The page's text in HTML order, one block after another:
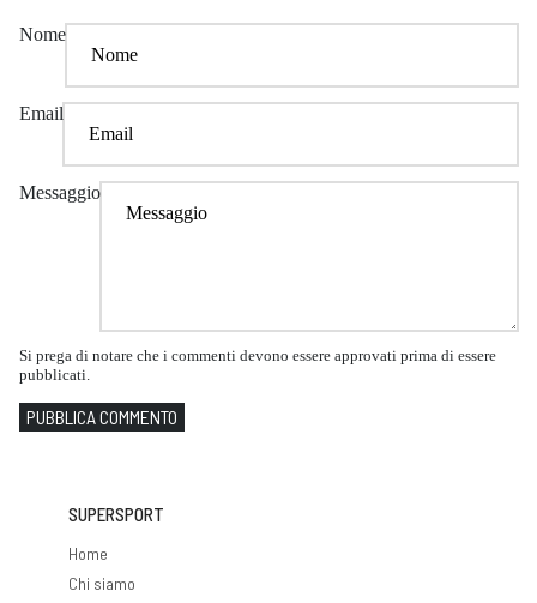
Nome
Email
Messaggio
Si prega di notare che i commenti devono essere approvati prima di essere
pubblicati.
PUBBLICA COMMENTO
SUPERSPORT
Home
Chi siamo